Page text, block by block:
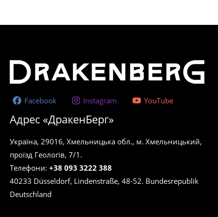
выбрать
на
Facebook Instagram YouTube
Адрес «ДракенБерг»
Україна, 29016, Хмельницька обл., м. Хмельницький,
проїзд Геологів, 7/1.
Телефони: +38 093 3222 388
40233 Düsseldorf, Lindenstraße, 48-52. Bundesrepublik
Deutschland